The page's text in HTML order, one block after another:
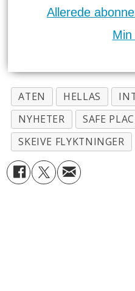
Allerede
Min
ATEN HELLAS
NYHETER
SAFE
SKEIVE FLYKTNINGER